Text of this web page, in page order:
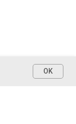
OK